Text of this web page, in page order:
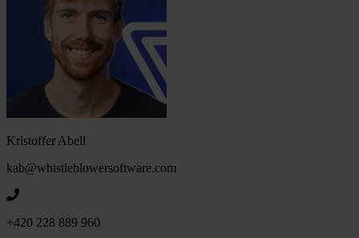
Kristoffer Abell
kab@whistleblowersoftware.com
+420 228 889 960